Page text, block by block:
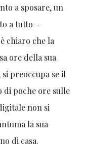
a sposare, un
a tutto –
chiaro che la
ore della sua
preoccupa se il
poche ore sulle
non si
la sua
di casa.